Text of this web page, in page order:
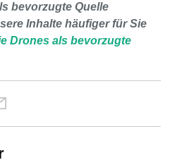
bevorzugte Quelle
Inhalte häufiger für Sie
Drones als bevorzugte